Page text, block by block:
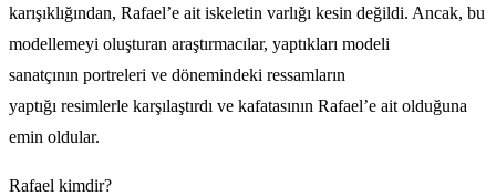
karışıklığından, Rafael’e ait iskeletin varlığı kesin değildi. Ancak, bu
modellemeyi oluşturan araştırmacılar, yaptıkları modeli
sanatçının portreleri ve dönemindeki ressamların
yaptığı resimlerle karşılaştırdı ve kafatasının Rafael’e ait olduğuna
emin oldular.
Rafael kimdir?